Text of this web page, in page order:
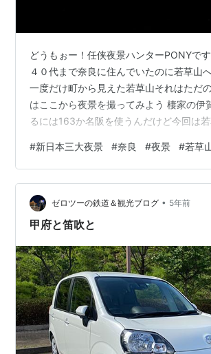
どうもぉー！任侠夜景ハンターPONYで
４０代まで奈良に住んでいたのに若草山
一度だけ町から見えた若草山それはただ
はここから夜景を撮ってみよう 棲家の伊
るには163か名阪を使うんだけど今回は
369を選択 月ヶ瀬梅林メインストリート
口、ここを左へ 月ヶ瀬橋を渡り右折しま
見頃となっていました 一番好きな景色は
ところ のんびり梅を眺めつつ奈良市内へ
草山へ登るドライブウェイは初めて来る
#新日本三大夜景 #奈良 #夜景 #若草
ゼロツーの鉄道＆観光ブログ • 5年前
甲府と笛吹と